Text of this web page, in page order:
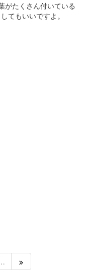
がたくさん付いている
てもいいですよ。